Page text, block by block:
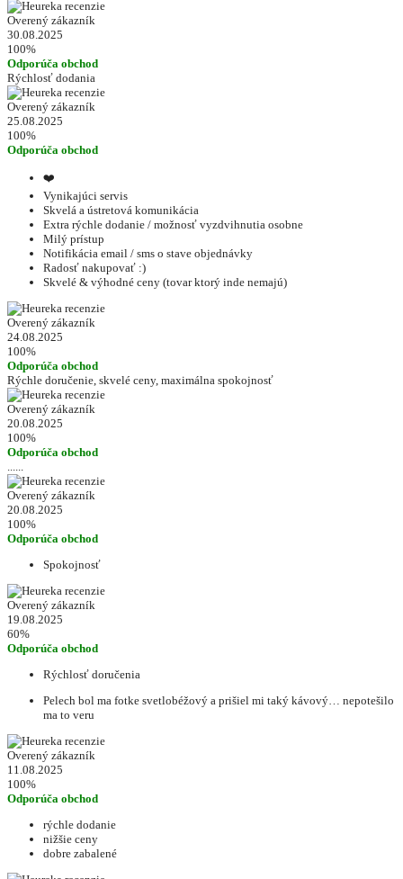
Overený zákazník
30.08.2025
100%
Odporúča obchod
Rýchlosť dodania
Overený zákazník
25.08.2025
100%
Odporúča obchod
❤️
Vynikajúci servis
Skvelá a ústretová komunikácia
Extra rýchle dodanie / možnosť vyzdvihnutia osobne
Milý prístup
Notifikácia email / sms o stave objednávky
Radosť nakupovať :)
Skvelé & výhodné ceny (tovar ktorý inde nemajú)
Overený zákazník
24.08.2025
100%
Odporúča obchod
Rýchle doručenie, skvelé ceny, maximálna spokojnosť
Overený zákazník
20.08.2025
100%
Odporúča obchod
......
Overený zákazník
20.08.2025
100%
Odporúča obchod
Spokojnosť
Overený zákazník
19.08.2025
60%
Odporúča obchod
Rýchlosť doručenia
Pelech bol ma fotke svetlobéžový a prišiel mi taký kávový… nepotešilo
ma to veru
Overený zákazník
11.08.2025
100%
Odporúča obchod
rýchle dodanie
nižšie ceny
dobre zabalené